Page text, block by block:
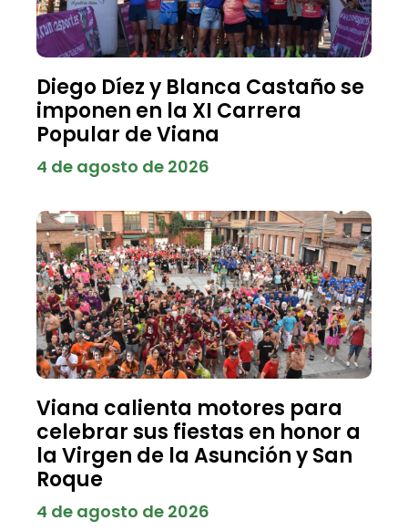
Diego Díez y Blanca Castaño se
imponen en la XI Carrera
Popular de Viana
4 de agosto de 2026
Viana calienta motores para
celebrar sus fiestas en honor a
la Virgen de la Asunción y San
Roque
4 de agosto de 2026